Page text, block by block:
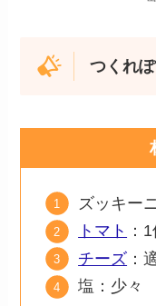
つくれ
ズッキー
トマト ：
チーズ ：
塩：少々